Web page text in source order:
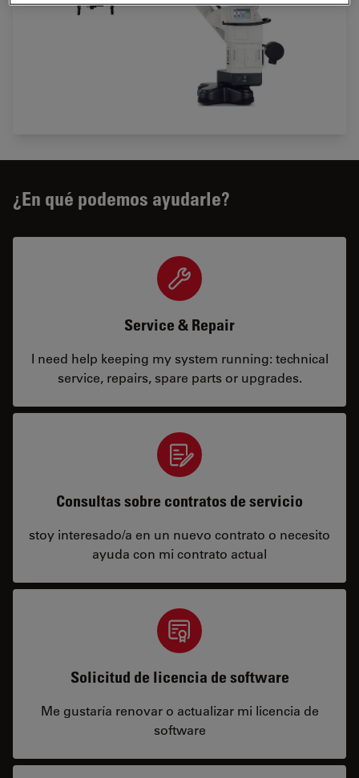
¿En qué podemos ayudarle?
Service & Repair
I need help keeping my system running: technical
service, repairs, spare parts or upgrades.
Consultas sobre contratos de servicio
stoy interesado/a en un nuevo contrato o necesito
ayuda con mi contrato actual
Solicitud de licencia de software
Me gustaría renovar o actualizar mi licencia de
software